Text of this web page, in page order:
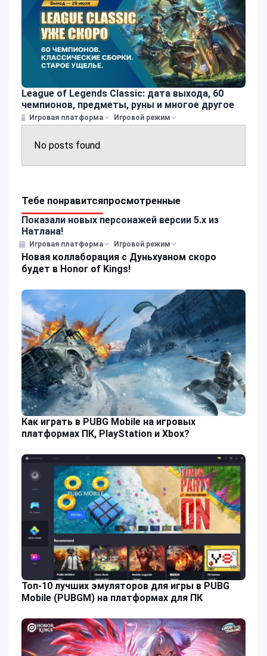
League of Legends Classic: дата выхода, 60
чемпионов, предметы, руны и многое другое
Игровая платформа Игровой режим
No posts found
Тебе понравитсяпросмотренные
Показали новых персонажей версии 5.х из
Натлана!
Игровая платформа Игровой режим
Новая коллаборация с Дуньхуаном скоро
будет в Honor of Kings!
Как играть в PUBG Mobile на игровых
платформах ПК, PlayStation и Xbox?
Топ-10 лучших эмуляторов для игры в PUBG
Mobile (PUBGM) на платформах для ПК